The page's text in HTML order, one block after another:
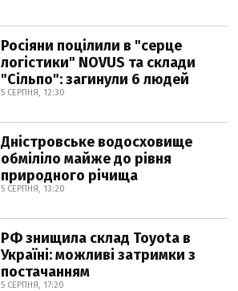
Росіяни поцілили в "серце
логістики" NOVUS та склади
"Сільпо": загинули 6 людей
5 СЕРПНЯ, 12:30
Дністровське водосховище
обміліло майже до рівня
природного річища
5 СЕРПНЯ, 13:20
РФ знищила склад Toyota в
Україні: можливі затримки з
постачанням
5 СЕРПНЯ, 17:20